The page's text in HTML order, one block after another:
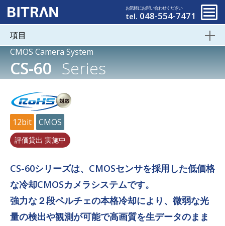
お気軽にお問い合わせください
tel. 048-554-7471
項目
CMOS Camera System
CS-60 Series
12bit CMOS
評価貸出 実施中
CS-60シリーズは、CMOSセンサを採用した低価格
な冷却CMOSカメラシステムです。
強力な２段ペルチェの本格冷却により、微弱な光
量の検出や観測が可能で高画質を生データのまま